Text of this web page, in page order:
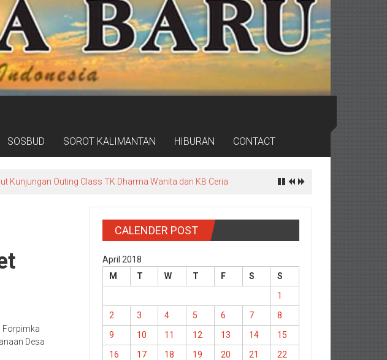
SOSBUD SOROT KALIMANTAN HIBURAN CONTACT
Kunjungan Outing Class TK Dharma Wanita dan KB Ceria
Forpimka
Desa
CALENDER POST
April 2018
M
T W T F S
S
1
2
3 4 5 6 7
8
9
10 11 12 13 14
15
16
17 18 19 20 21
22